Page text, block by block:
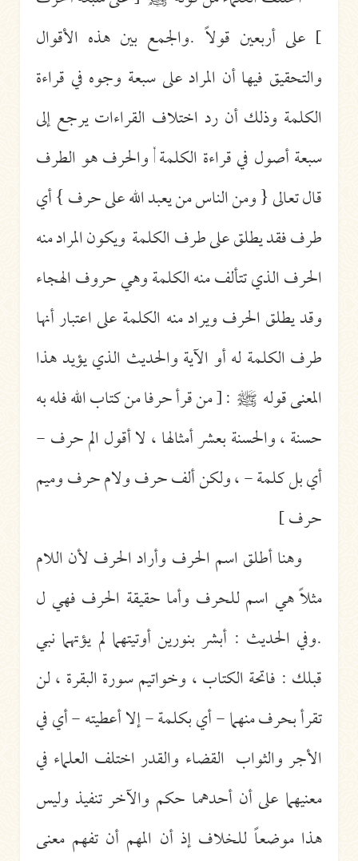
] على أربعين قولاً .والجمع بين هذه الأقوال
والتحقيق فيها أن المراد على سبعة وجوه في قراءة
الكلمة وذلك أن رد اختلاف القراءات يرجع إلى
سبعة أصول في قراءة الكلمة , والحرف هو الطرف
قال تعالى { ومن الناس من يعبد الله على حرف } أي
طرف فقد يطلق على طرف الكلمة ويكون المراد منه
الحرف الذي تتألف منه الكلمة وهي حروف الهجاء
وقد يطلق الحرف ويراد منه الكلمة على اعتبار أنها
طرف الكلمة له أو الآية والحديث الذي يؤيد هذا
المعنى قولهﷺ : [ من قرأ حرفا من كتاب الله فله به
حسنة ، والحسنة بعشر أمثالها ، لا أقول الم حرف -
أي بل كلمة - ، ولكن ألف حرف ولام حرف وميم
حرف ]
وهنا أطلق اسم الحرف وأراد الحرف لأن اللام
مثلاً هي اسم للحرف وأما حقيقة الحرف فهي ل
.وفي الحديث : أبشر بنورين أوتيتهما لم يؤتهما نبي
قبلك : فاتحة الكتاب ، وخواتيم سورة البقرة ، لن
تقرأ بحرف منهما - أي بكلمة - إلا أعطيته - أي في
الأجر والثواب القضاء والقدر اختلف العلماء في
معنيهما على أن أحدهما حكم والآخر تنفيذ وليس
هذا موضعاً للخلاف إذ أن المهم أن تفهم معنى